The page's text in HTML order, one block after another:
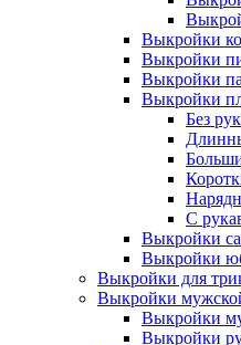
Выкройки
Выкройки
Выкройки
Выкройки
Без
С
Выкройки
Выкройки
Выкройки для
Выкройки
Выкройки
Выкройки